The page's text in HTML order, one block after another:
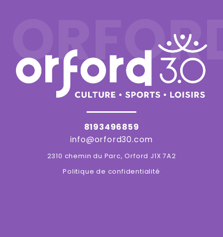
8193496859
info@orford30.com
2310 chemin du Parc, Orford J1X 7A2
Politique de confidentialité